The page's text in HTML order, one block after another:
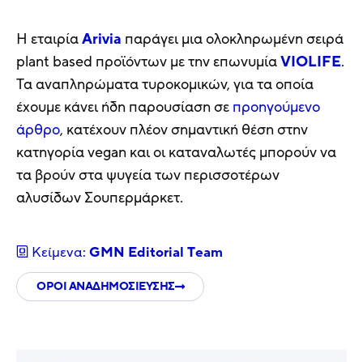
Η εταιρίαArivia παράγει μια ολοκληρωμένη σειρά
plant based προϊόντων με την επωνυμίαVIOLIFE.
Τα αναπληρώματα τυροκομικών, για τα οποία
έχουμε κάνει ήδη παρουσίαση σε προηγούμενο
άρθρο, κατέχουν πλέον σημαντική θέση στην
κατηγορία vegan και οι καταναλωτές μπορούν να
τα βρούν στα ψυγεία των περισσοτέρων
αλυσίδων Σουπερμάρκετ.
Κείμενα: GMN Editorial Τeam
ΟΡΟΙ ΑΝΑΔΗΜΟΣΙΕΥΣΗΣ